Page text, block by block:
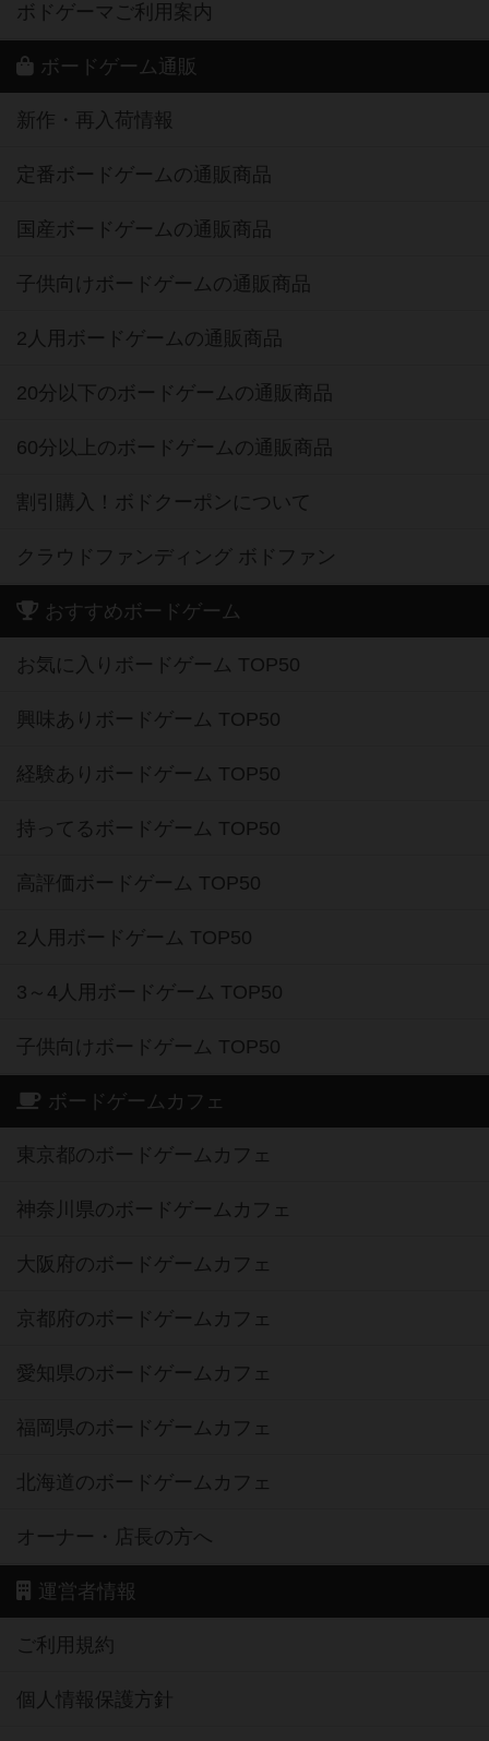
ボドゲーマご利用案内
ボードゲーム通販
新作・再入荷情報
定番ボードゲームの通販商品
国産ボードゲームの通販商品
子供向けボードゲームの通販商品
2人用ボードゲームの通販商品
20分以下のボードゲームの通販商品
60分以上のボードゲームの通販商品
割引購入！ボドクーポンについて
クラウドファンディング ボドファン
おすすめボードゲーム
お気に入りボードゲーム TOP50
興味ありボードゲーム TOP50
経験ありボードゲーム TOP50
持ってるボードゲーム TOP50
高評価ボードゲーム TOP50
2人用ボードゲーム TOP50
3～4人用ボードゲーム TOP50
子供向けボードゲーム TOP50
ボードゲームカフェ
東京都のボードゲームカフェ
神奈川県のボードゲームカフェ
大阪府のボードゲームカフェ
京都府のボードゲームカフェ
愛知県のボードゲームカフェ
福岡県のボードゲームカフェ
北海道のボードゲームカフェ
オーナー・店長の方へ
運営者情報
ご利用規約
個人情報保護方針